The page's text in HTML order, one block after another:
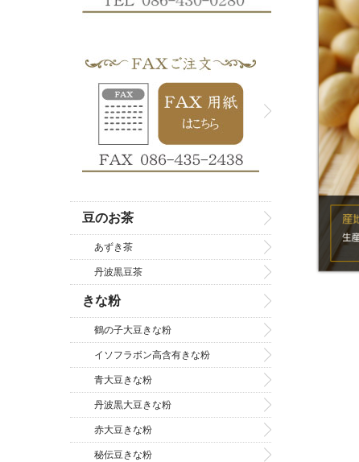
豆のお茶
あずき茶
丹波黒豆茶
きな粉
鶴の子大豆きな粉
イソフラボン高含有きな粉
青大豆きな粉
丹波黒大豆きな粉
赤大豆きな粉
秘伝豆きな粉